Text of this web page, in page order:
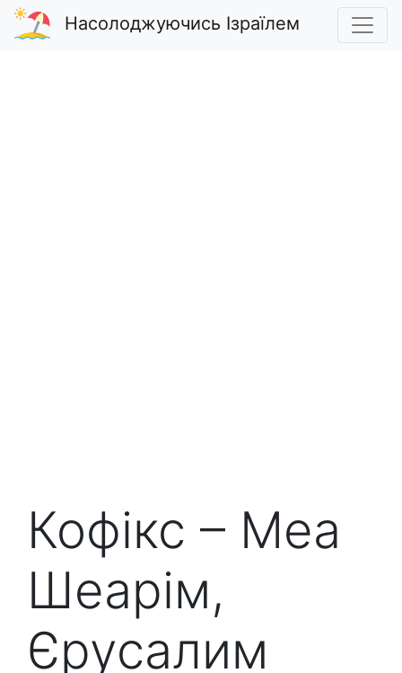
Насолоджуючись Ізраїлем
Кофікс – Меа
Шеарім,
Єрусалим